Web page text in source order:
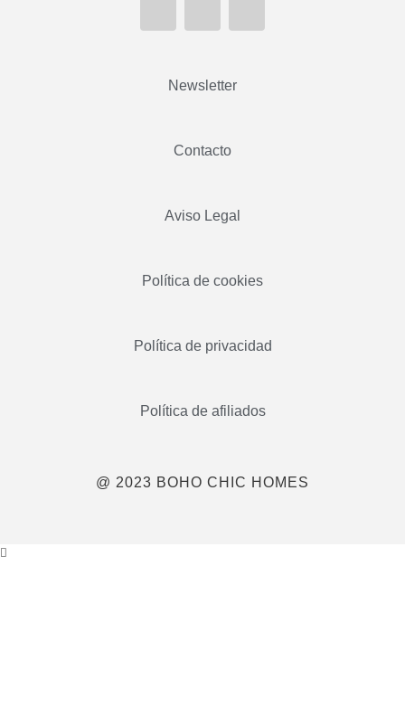
Newsletter
Contacto
Aviso Legal
Política de cookies
Política de privacidad
Política de afiliados
@ 2023 BOHO CHIC HOMES